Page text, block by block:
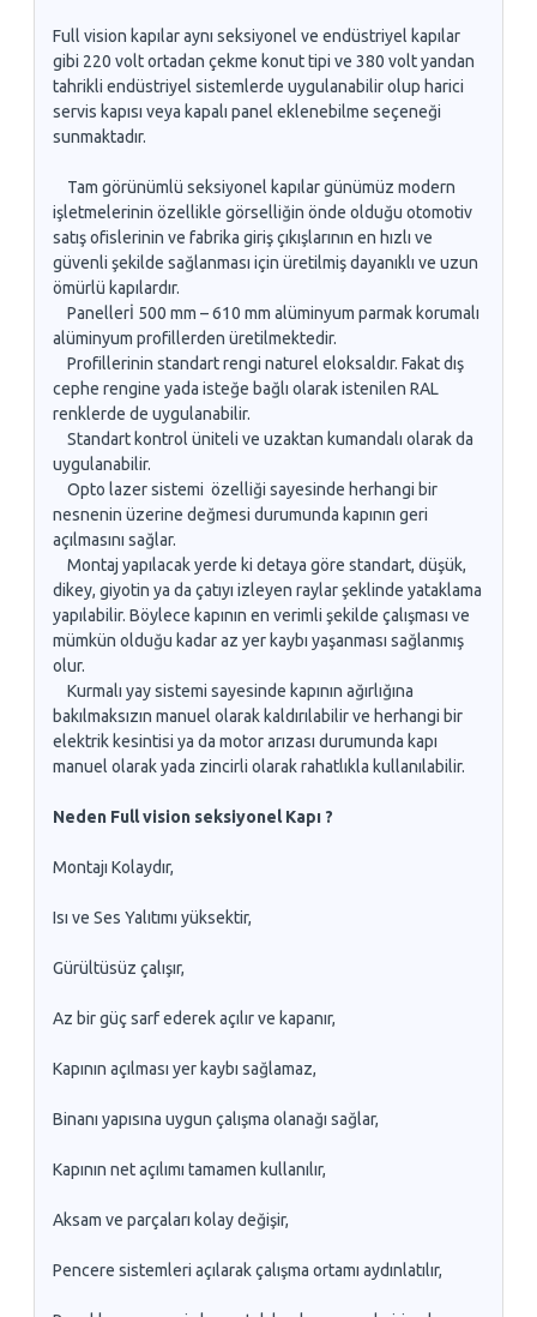
Full vision kapılar aynı seksiyonel ve endüstriyel kapılar
gibi 220 volt ortadan çekme konut tipi ve 380 volt yandan
tahrikli endüstriyel sistemlerde uygulanabilir olup harici
servis kapısı veya kapalı panel eklenebilme seçeneği
sunmaktadır.
Tam görünümlü seksiyonel kapılar günümüz modern
işletmelerinin özellikle görselliğin önde olduğu otomotiv
satış ofislerinin ve fabrika giriş çıkışlarının en hızlı ve
güvenli şekilde sağlanması için üretilmiş dayanıklı ve uzun
ömürlü kapılardır.
Panellerİ 500 mm – 610 mm alüminyum parmak korumalı
alüminyum profillerden üretilmektedir.
Profillerinin standart rengi naturel eloksaldır. Fakat dış
cephe rengine yada isteğe bağlı olarak istenilen RAL
renklerde de uygulanabilir.
Standart kontrol üniteli ve uzaktan kumandalı olarak da
uygulanabilir.
Opto lazer sistemi özelliği sayesinde herhangi bir
nesnenin üzerine değmesi durumunda kapının geri
açılmasını sağlar.
Montaj yapılacak yerde ki detaya göre standart, düşük,
dikey, giyotin ya da çatıyı izleyen raylar şeklinde yataklama
yapılabilir. Böylece kapının en verimli şekilde çalışması ve
mümkün olduğu kadar az yer kaybı yaşanması sağlanmış
olur.
Kurmalı yay sistemi sayesinde kapının ağırlığına
bakılmaksızın manuel olarak kaldırılabilir ve herhangi bir
elektrik kesintisi ya da motor arızası durumunda kapı
manuel olarak yada zincirli olarak rahatlıkla kullanılabilir.
Neden Full vision seksiyonel Kapı ?
Montajı Kolaydır,
Isı ve Ses Yalıtımı yüksektir,
Gürültüsüz çalışır,
Az bir güç sarf ederek açılır ve kapanır,
Kapının açılması yer kaybı sağlamaz,
Binanı yapısına uygun çalışma olanağı sağlar,
Kapının net açılımı tamamen kullanılır,
Aksam ve parçaları kolay değişir,
Pencere sistemleri açılarak çalışma ortamı aydınlatılır,